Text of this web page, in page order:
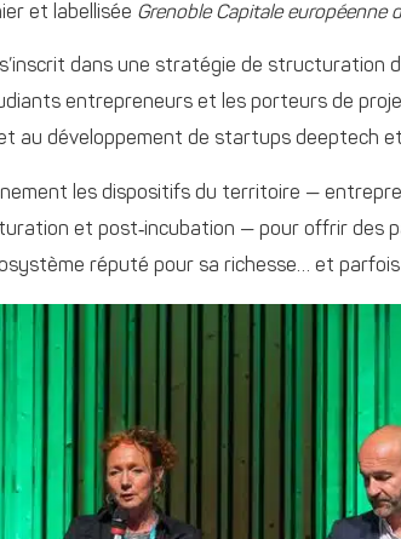
et labellisée Grenoble Capitale européenne
dans une stratégie de structuration
entrepreneurs et les porteurs de
et au développement de startups deeptech
les dispositifs du territoire —
et post‑incubation — pour offrir des
réputé pour sa richesse… et